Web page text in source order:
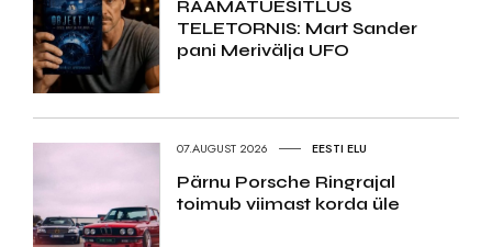
RAAMATUESITLUS
TELETORNIS: Mart Sander
pani Merivälja UFO
07.AUGUST 2026 EESTI ELU
Pärnu Porsche Ringrajal
toimub viimast korda üle